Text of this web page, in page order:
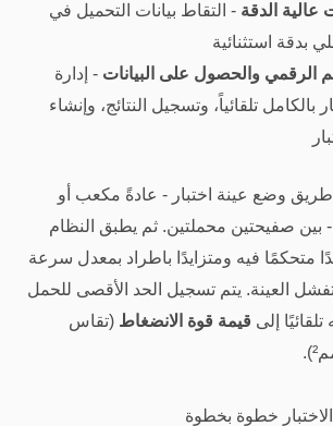
الدقة - التقاط بيانات التحميل في
بدقة استثنائية
الرقمي والحصول على البيانات - إدارة
بالكامل تلقائياً، وتسجيل النتائج، وإنشاء
طريق وضع عينة اختبار - عادةً مكعب أو
بين صفيحتين محملتين. ثم يطبق النظام
متحكمًا فيه ومتزايدًا باطراد بمعدل سرعة
العينة. يتم تسجيل الحد الأقصى للحمل
إلى قيمة قوة الانضغاط (تقاس
خطوة بخطوة